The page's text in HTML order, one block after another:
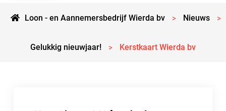
Loon - en Aannemersbedrijf Wierda bv > Nieuws >
Gelukkig nieuwjaar! > Kerstkaart Wierda bv